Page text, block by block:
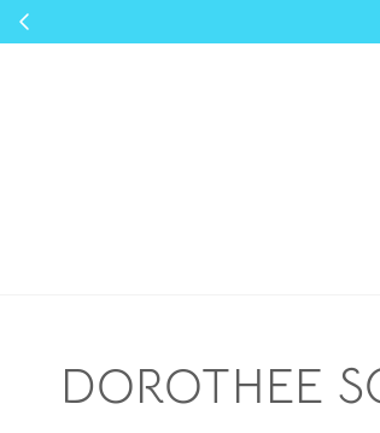
DOROTHEE